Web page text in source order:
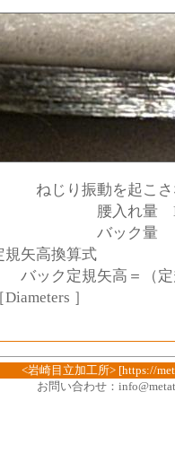
ねじり振動を起こさ
腰入れ量
バック量
規矢高換算式
バック定規矢高＝（定
［Diameters ］
<岩崎目立加工所> [https://
お問い合わせ：